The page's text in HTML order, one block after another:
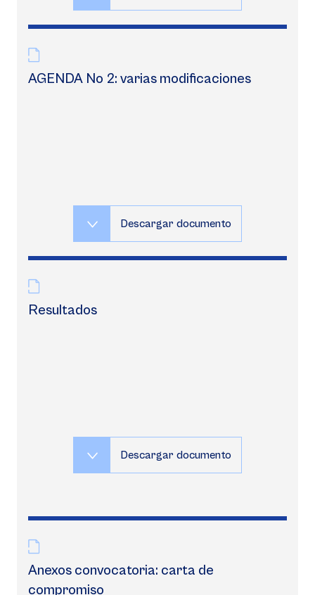
AGENDA No 2: varias modificaciones
Descargar documento
Resultados
Descargar documento
Anexos convocatoria: carta de
compromiso